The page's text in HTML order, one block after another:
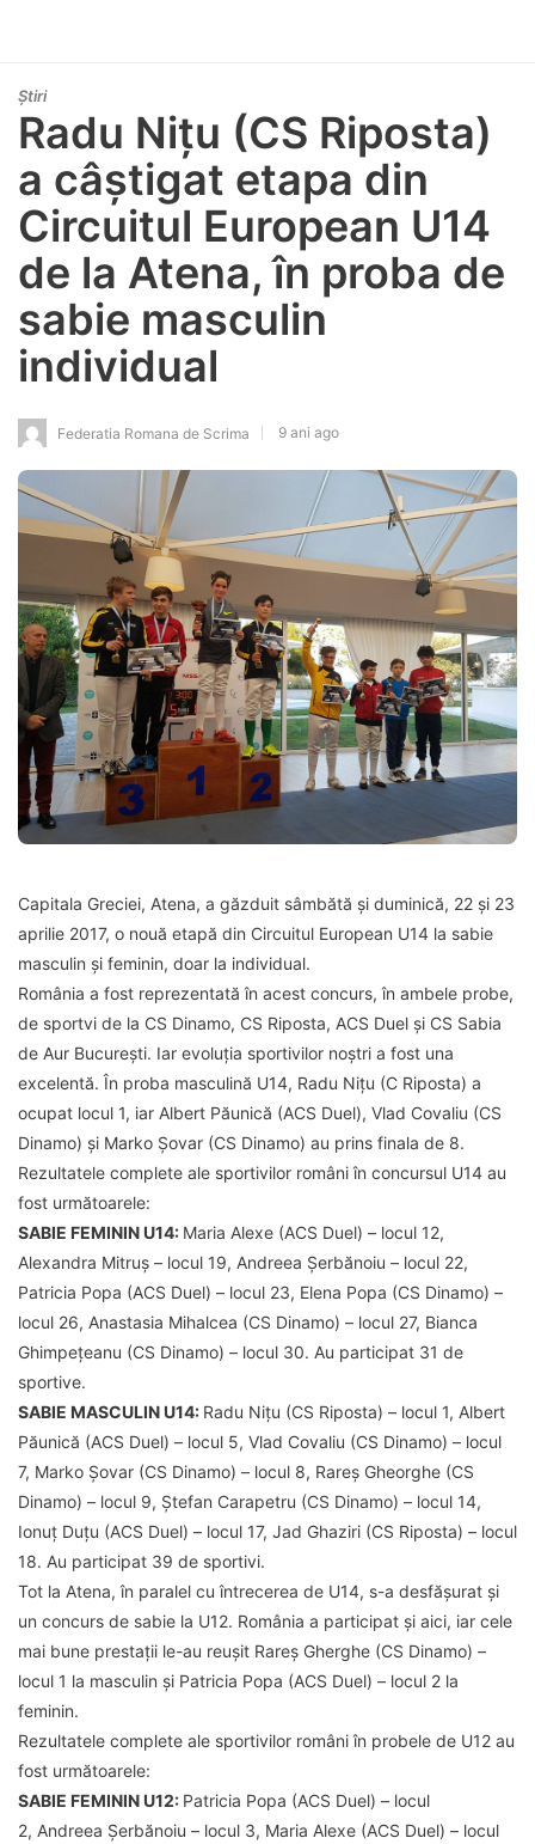
Știri
Radu Nițu (CS Riposta)
a câștigat etapa din
Circuitul European U14
de la Atena, în proba de
sabie masculin
individual
Federatia Romana de Scrima 9 ani ago
Capitala Greciei, Atena, a găzduit sâmbătă și duminică, 22 și 23
aprilie 2017, o nouă etapă din Circuitul European U14 la sabie
masculin și feminin, doar la individual.
România a fost reprezentată în acest concurs, în ambele probe,
de sportvi de la CS Dinamo, CS Riposta, ACS Duel și CS Sabia
de Aur București. Iar evoluția sportivilor noștri a fost una
excelentă. În proba masculină U14, Radu Nițu (C Riposta) a
ocupat locul 1, iar Albert Păunică (ACS Duel), Vlad Covaliu (CS
Dinamo) și Marko Șovar (CS Dinamo) au prins finala de 8.
Rezultatele complete ale sportivilor români în concursul U14 au
fost următoarele:
SABIE FEMININ U14: Maria Alexe (ACS Duel) – locul 12,
Alexandra Mitruș – locul 19, Andreea Șerbănoiu – locul 22,
Patricia Popa (ACS Duel) – locul 23, Elena Popa (CS Dinamo) –
locul 26, Anastasia Mihalcea (CS Dinamo) – locul 27, Bianca
Ghimpețeanu (CS Dinamo) – locul 30. Au participat 31 de
sportive.
SABIE MASCULIN U14: Radu Nițu (CS Riposta) – locul 1, Albert
Păunică (ACS Duel) – locul 5, Vlad Covaliu (CS Dinamo) – locul
7, Marko Șovar (CS Dinamo) – locul 8, Rareș Gheorghe (CS
Dinamo) – locul 9, Ștefan Carapetru (CS Dinamo) – locul 14,
Ionuț Duțu (ACS Duel) – locul 17, Jad Ghaziri (CS Riposta) – locul
18. Au participat 39 de sportivi.
Tot la Atena, în paralel cu întrecerea de U14, s-a desfășurat și
un concurs de sabie la U12. România a participat și aici, iar cele
mai bune prestații le-au reușit Rareș Gherghe (CS Dinamo) –
locul 1 la masculin și Patricia Popa (ACS Duel) – locul 2 la
feminin.
Rezultatele complete ale sportivilor români în probele de U12 au
fost următoarele:
SABIE FEMININ U12: Patricia Popa (ACS Duel) – locul
2, Andreea Șerbănoiu – locul 3, Maria Alexe (ACS Duel) – locul